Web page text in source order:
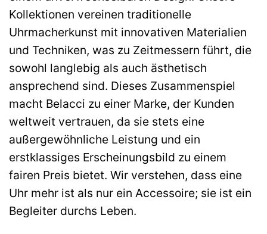
Kollektionen vereinen traditionelle
Uhrmacherkunst mit innovativen Materialien
und Techniken, was zu Zeitmessern führt, die
sowohl langlebig als auch ästhetisch
ansprechend sind. Dieses Zusammenspiel
macht Belacci zu einer Marke, der Kunden
weltweit vertrauen, da sie stets eine
außergewöhnliche Leistung und ein
erstklassiges Erscheinungsbild zu einem
fairen Preis bietet. Wir verstehen, dass eine
Uhr mehr ist als nur ein Accessoire; sie ist ein
Begleiter durchs Leben.